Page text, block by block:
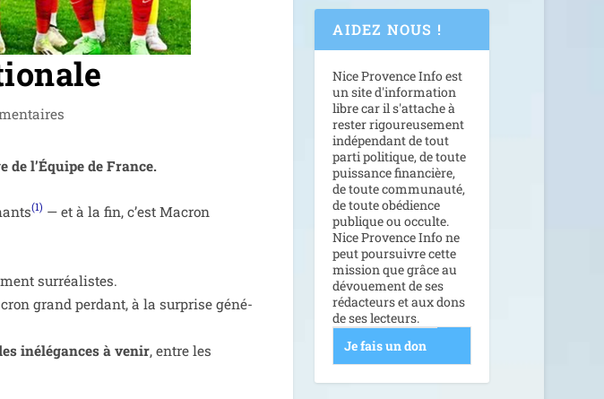
l’Équipe de France.
(1) — et à la fin, c’est Macron
sur­réa­listes.
grand per­dant, à la sur­prise géné­
inélé­gances à venir, entre les
AIDEZ NOUS !
Nice Provence Info est
un site d'information
libre car il s'attache à
rester rigoureusement
indépendant de tout
parti politique, de toute
puissance financière,
de toute communauté,
de toute obédience
publique ou occulte.
Nice Provence Info ne
peut poursuivre cette
mission que grâce au
dévouement de ses
rédacteurs et aux dons
de ses lecteurs.
Je fais un don